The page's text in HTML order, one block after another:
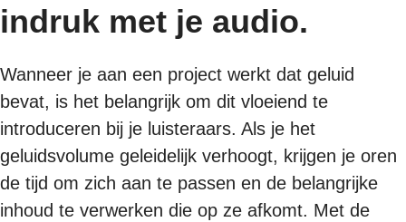
indruk met je audio.
Wanneer je aan een project werkt dat geluid
bevat, is het belangrijk om dit vloeiend te
introduceren bij je luisteraars. Als je het
geluidsvolume geleidelijk verhoogt, krijgen je oren
de tijd om zich aan te passen en de belangrijke
inhoud te verwerken die op ze afkomt. Met de